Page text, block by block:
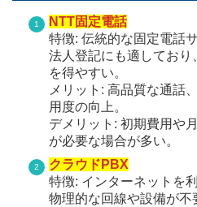
NTT固定電話
特徴: 伝統的な固定電話
法人登記にも適してお
を得やすい。
メリット: 高品質な通話
用度の向上。
デメリット: 初期費用や
が必要な場合が多い。
クラウドPBX
特徴: インターネットを
物理的な回線や設備が